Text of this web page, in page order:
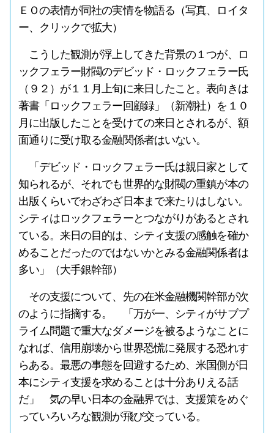
ＥＯの表情が同社の実情を物語る（写真、ロイタ
ー、クリックで拡大）
こうした観測が浮上してきた背景の１つが、ロ
ックフェラー財閥のデビッド・ロックフェラー氏
（９２）が１１月上旬に来日したこと。表向きは
著書「ロックフェラー回顧録」（新潮社）を１０
月に出版したことを受けての来日とされるが、額
面通りに受け取る金融関係者はいない。
「デビッド・ロックフェラー氏は親日家として
知られるが、それでも世界的な財閥の重鎮が本の
出版くらいでわざわざ日本まで来たりはしない。
シティはロックフェラーとつながりがあるとされ
ている。来日の目的は、シティ支援の感触を確か
めることだったのではないかとみる金融関係者は
多い」（大手銀幹部）
その支援について、先の在米金融機関幹部が次
のように指摘する。 「万が一、シティがサブプ
ライム問題で重大なダメージを被るようなことに
なれば、信用崩壊から世界恐慌に発展する恐れす
らある。最悪の事態を回避するため、米国側が日
本にシティ支援を求めることは十分ありえる話
だ」 気の早い日本の金融界では、支援策をめぐ
っていろいろな観測が飛び交っている。